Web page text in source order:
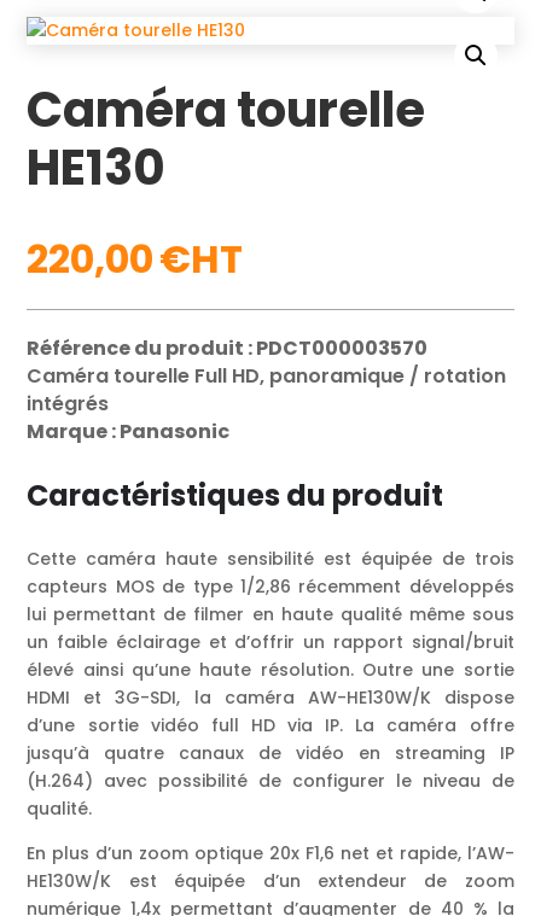
Caméra tourelle
HE130
220,00€
Référence du produit : PDCT000003570
Caméra tourelle Full HD, panoramique / rotation
intégrés
Marque : Panasonic
Caractéristiques du produit
Cette caméra haute sensibilité est équipée de trois
capteurs MOS de type 1/2,86 récemment développés
lui permettant de filmer en haute qualité même sous
un faible éclairage et d’offrir un rapport signal/bruit
élevé ainsi qu’une haute résolution. Outre une sortie
HDMI et 3G-SDI, la caméra AW-HE130W/K dispose
d’une sortie vidéo full HD via IP. La caméra offre
jusqu’à quatre canaux de vidéo en streaming IP
(H.264) avec possibilité de configurer le niveau de
qualité.
En plus d’un zoom optique 20x F1,6 net et rapide, l’AW-
HE130W/K est équipée d’un extendeur de zoom
numérique 1,4x permettant d’augmenter de 40 % la